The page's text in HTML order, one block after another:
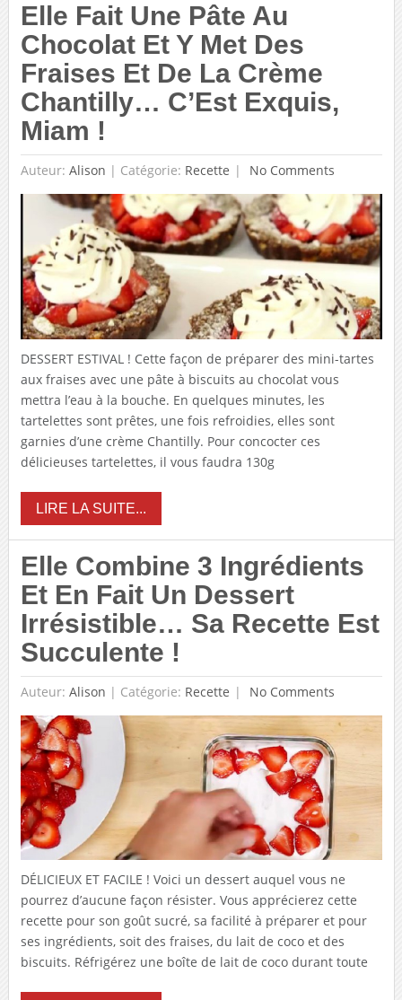
Elle Fait Une Pâte Au
Chocolat Et Y Met Des
Fraises Et De La Crème
Chantilly… C’Est Exquis,
Miam !
Auteur: Alison | Catégorie: Recette No Comments
DESSERT ESTIVAL ! Cette façon de préparer des mini-tartes
aux fraises avec une pâte à biscuits au chocolat vous
mettra l’eau à la bouche. En quelques minutes, les
tartelettes sont prêtes, une fois refroidies, elles sont
garnies d’une crème Chantilly. Pour concocter ces
délicieuses tartelettes, il vous faudra 130g
LIRE LA SUITE...
Elle Combine 3 Ingrédients
Et En Fait Un Dessert
Irrésistible… Sa Recette Est
Succulente !
Auteur: Alison | Catégorie: Recette No Comments
DÉLICIEUX ET FACILE ! Voici un dessert auquel vous ne
pourrez d’aucune façon résister. Vous apprécierez cette
recette pour son goût sucré, sa facilité à préparer et pour
ses ingrédients, soit des fraises, du lait de coco et des
biscuits. Réfrigérez une boîte de lait de coco durant toute